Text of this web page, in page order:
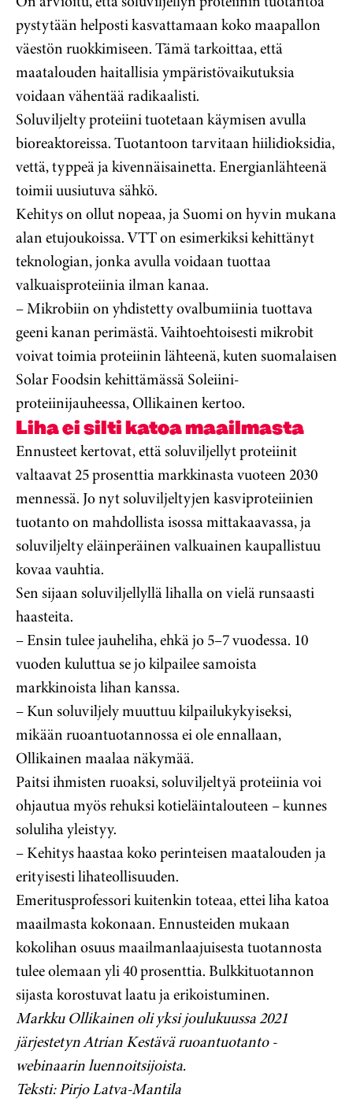
pystytään helposti kasvattamaan koko maapallon
väestön ruokkimiseen. Tämä tarkoittaa, että
maatalouden haitallisia ympäristövaikutuksia
voidaan vähentää radikaalisti.
Soluviljelty proteiini tuotetaan käymisen avulla
bioreaktoreissa. Tuotantoon tarvitaan hiilidioksidia,
vettä, typpeä ja kivennäisainetta. Energianlähteenä
toimii uusiutuva sähkö.
Kehitys on ollut nopeaa, ja Suomi on hyvin mukana
alan etujoukoissa. VTT on esimerkiksi kehittänyt
teknologian, jonka avulla voidaan tuottaa
valkuaisproteiinia ilman kanaa.
– Mikrobiin on yhdistetty ovalbumiinia tuottava
geeni kanan perimästä. Vaihtoehtoisesti mikrobit
voivat toimia proteiinin lähteenä, kuten suomalaisen
Solar Foodsin kehittämässä Soleiini-
proteiinijauheessa, Ollikainen kertoo.
Liha ei silti katoa maailmasta
Ennusteet kertovat, että soluviljellyt proteiinit
valtaavat 25 prosenttia markkinasta vuoteen 2030
mennessä. Jo nyt soluviljeltyjen kasviproteiinien
tuotanto on mahdollista isossa mittakaavassa, ja
soluviljelty eläinperäinen valkuainen kaupallistuu
kovaa vauhtia.
Sen sijaan soluviljellyllä lihalla on vielä runsaasti
haasteita.
– Ensin tulee jauheliha, ehkä jo 5–7 vuodessa. 10
vuoden kuluttua se jo kilpailee samoista
markkinoista lihan kanssa.
– Kun soluviljely muuttuu kilpailukykyiseksi,
mikään ruoantuotannossa ei ole ennallaan,
Ollikainen maalaa näkymää.
Paitsi ihmisten ruoaksi, soluviljeltyä proteiinia voi
ohjautua myös rehuksi kotieläintalouteen – kunnes
soluliha yleistyy.
– Kehitys haastaa koko perinteisen maatalouden ja
erityisesti lihateollisuuden.
Emeritusprofessori kuitenkin toteaa, ettei liha katoa
maailmasta kokonaan. Ennusteiden mukaan
kokolihan osuus maailmanlaajuisesta tuotannosta
tulee olemaan yli 40 prosenttia. Bulkkituotannon
sijasta korostuvat laatu ja erikoistuminen.
Markku Ollikainen oli yksi joulukuussa 2021
järjestetyn Atrian Kestävä ruoantuotanto -
webinaarin luennoitsijoista.
Teksti: Pirjo Latva-Mantila